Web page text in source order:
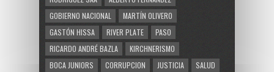
GOBIERNO NACIONAL
MARTÍN OLIVERO
GASTÓN HISSA
RIVER PLATE
PASO
RICARDO ANDRÉ BAZLA
KIRCHNERISMO
BOCA JUNIORS
CORRUPCION JUSTICIA
SALUD